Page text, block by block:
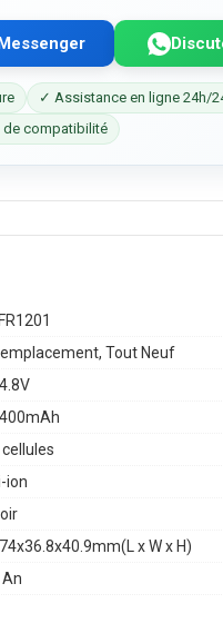
✓ Assistance en ligne 24h/
de compatibilité
LFR1201
Tout Neuf
ion
x W x H)
An